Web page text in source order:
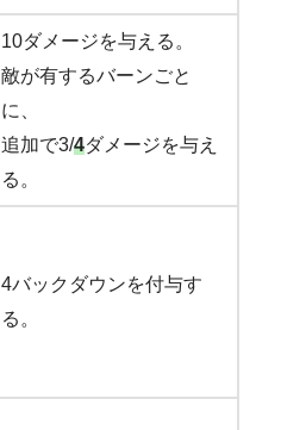
10ダメージを与える。
敵が有するバーンごと
に、
追加で3/4ダメージを与え
る。
4バックダウンを付与す
る。